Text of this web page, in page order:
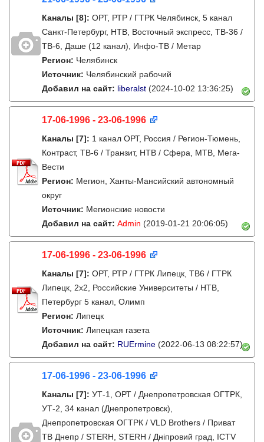
Каналы [8]: ОРТ, РТР / ГТРК Челябинск, 5 канал
Санкт-Петербург, НТВ, Восточный экспресс, ТВ-36 /
ТВ-6, Даше (12 канал), Инфо-ТВ / Метар
Регион: Челябинск
Источник: Челябинский рабочий
Добавил на сайт: liberalst (2024-10-02 13:36:25)
17-06-1996 - 23-06-1996
Каналы [7]: 1 канал ОРТ, Россия / Регион-Тюмень,
Контраст, ТВ-6 / Транзит, НТВ / Сфера, МТВ, Мега-
Вести
Регион: Мегион, Ханты-Мансийский автономный
округ
Источник: Мегионские новости
Добавил на сайт: Admin (2019-01-21 20:06:05)
17-06-1996 - 23-06-1996
Каналы [7]: ОРТ, РТР / ГТРК Липецк, ТВ6 / ГТРК
Липецк, 2х2, Российские Университеты / НТВ,
Петербург 5 канал, Олимп
Регион: Липецк
Источник: Липецкая газета
Добавил на сайт: RUErmine (2022-06-13 08:22:57)
17-06-1996 - 23-06-1996
Каналы [7]: УТ-1, ОРТ / Днепропетровская ОГТРК,
УТ-2, 34 канал (Днепропетровск),
Днепропетровская ОГТРК / VLD Brothers / Приват
ТВ Днепр / STERH, STERH / Дніпровий град, ICTV